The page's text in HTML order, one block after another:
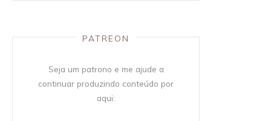
PATREON
Seja um patrono e me ajude a
continuar produzindo conteúdo por
aqui: